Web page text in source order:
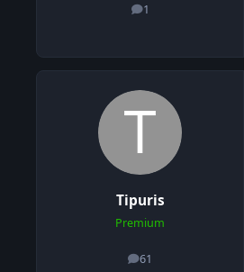
1
сообщения
Tipuris
Premium
61
сообщения